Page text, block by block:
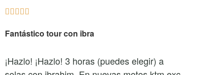
    
Fantástico tour con ibra
¡Hazlo! ¡Hazlo! 3 horas (puedes elegir) a